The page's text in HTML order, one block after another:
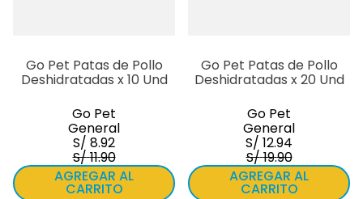
Go Pet Patas de Pollo
Deshidratadas x 10 Und
Go Pet
General
S/ 8.92
S/11.90
AGREGAR AL
CARRITO
Go Pet Patas de Pollo
Deshidratadas x 20 Und
Go Pet
General
S/ 12.94
S/19.90
AGREGAR AL
CARRITO